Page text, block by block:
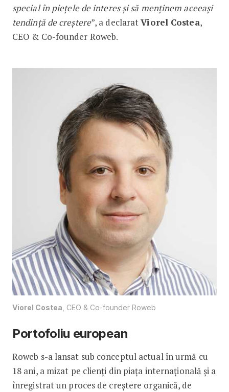
special în piețele de interes și să menținem aceeași
tendință de creștere”, a declaratViorel Costea,
CEO & Co-founder Roweb.
Viorel Costea , CEO & Co-founder Roweb
Portofoliu european
Roweb s-a lansat sub conceptul actual în urmă cu
18 ani, a mizat pe clienți din piața internațională și a
înregistrat un proces de creștere organică, de